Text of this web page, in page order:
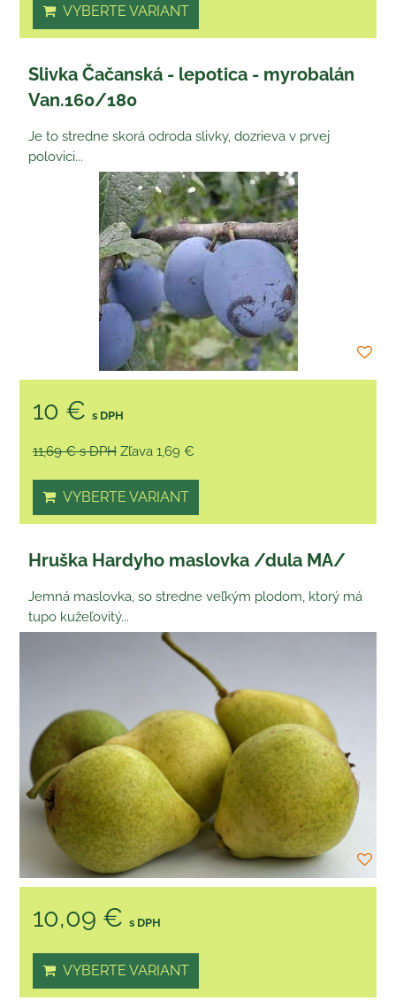
VYBERTE VARIANT
Slivka Čačanská - lepotica - myrobalán
Van.160/180
Je to stredne skorá odroda slivky, dozrieva v prvej
polovici...
10 € s DPH
11,69 €s DPH Zľava 1,69 €
VYBERTE VARIANT
Hruška Hardyho maslovka /dula MA/
Jemná maslovka, so stredne veľkým plodom, ktorý má
tupo kužeľovitý...
10,09 € s DPH
VYBERTE VARIANT